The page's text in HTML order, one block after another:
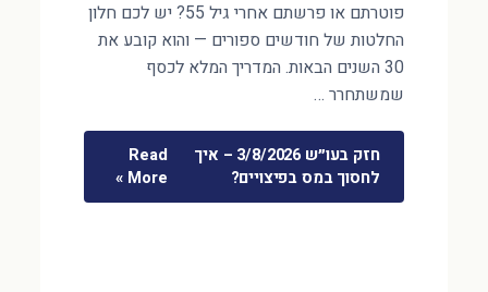
פוטרתם או פרשתם אחרי גיל 55? יש לכם חלון
החלטות של חודשים ספורים — והוא קובע את
30 השנים הבאות. המדריך המלא לכסף
שמשתחרר …
חזק בעו״ש 3/8/2026 – איך
לחסוך במס בפיצויים?
Read
More »